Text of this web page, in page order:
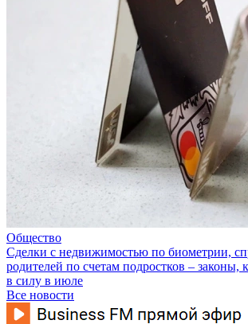
Общество
Сделки с недвижимостью по биометрии,
родителей по счетам подростков – законы,
в силу в июле
Все новости